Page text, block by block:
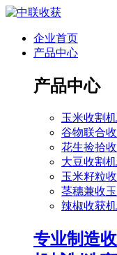
企业首页
产品中心
产品中心
玉米收割机
谷物联合
花生捡拾
大豆收割机
玉米籽粒
茎穗兼收
辣椒收获机
专业制造